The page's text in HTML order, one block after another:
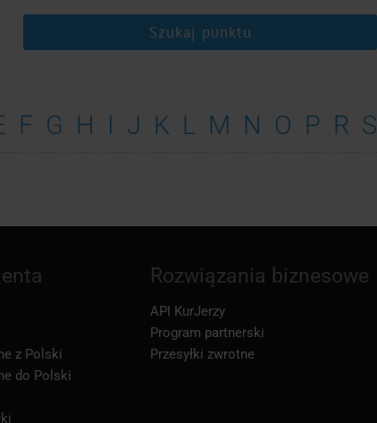
Szukaj punktu
F G H I J K L M N O P R S
z Polski
do Polski
Rozwiązania biznesowe
API KurJerzy
Program partnerski
Przesyłki zwrotne